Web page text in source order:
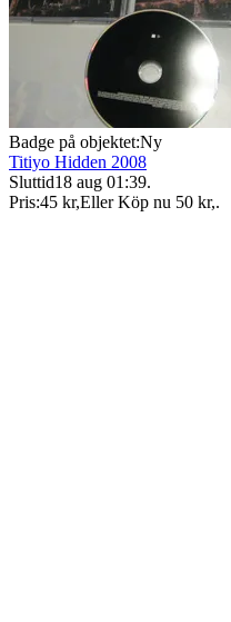
Badge på objektet:Ny
Titiyo Hidden 2008
Sluttid18 aug 01:39.
Pris:45 kr,Eller Köp nu 50 kr,.